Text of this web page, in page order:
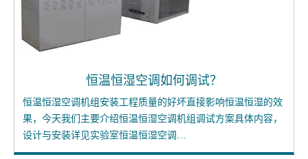
恒温恒湿空调如何调试？
恒温恒湿空调机组安装工程质量的好坏直接影响恒温恒湿的效
果，今天我们主要介绍恒温恒湿空调机组调试方案具体内容，
设计与安装详见实验室恒温恒湿空调…